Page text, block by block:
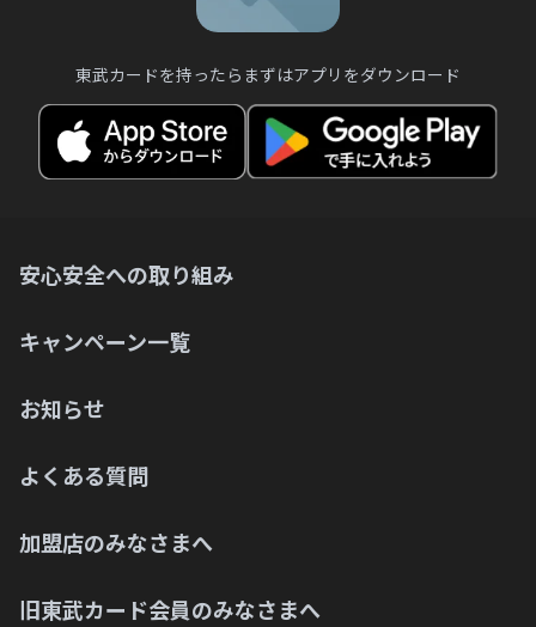
東武カードを持ったらまずはアプリをダウンロード
安心安全への取り組み
キャンペーン一覧
お知らせ
よくある質問
加盟店のみなさまへ
旧東武カード会員のみなさまへ